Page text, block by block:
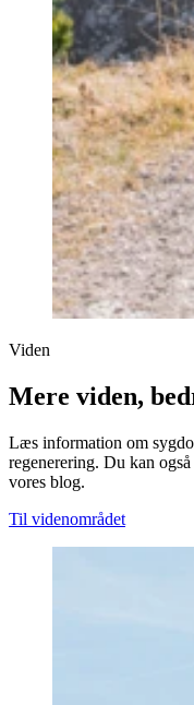
Viden
Mere viden,
Læs information om
regenerering. Du kan
vores blog.
Til videnområdet